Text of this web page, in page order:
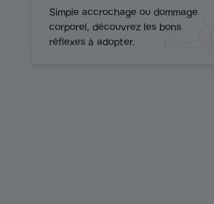
Simple accrochage ou dommage
corporel, découvrez les bons
réflexes à adopter.